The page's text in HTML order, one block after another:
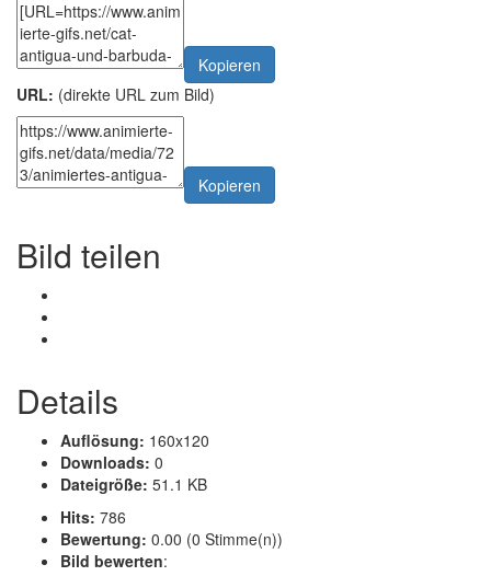
Kopieren
URL: (direkte URL zum Bild)
Kopieren
Bild teilen
Details
Auflösung: 160x120
Downloads: 0
Dateigröße: 51.1 KB
Hits: 786
Bewertung: 0.00 (0 Stimme(n))
Bild bewerten: